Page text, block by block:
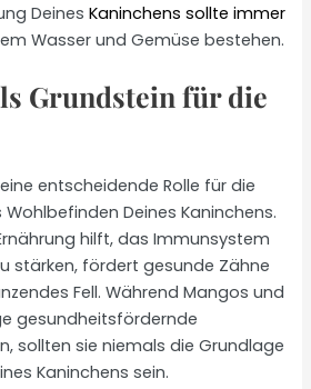
DeinesKaninchens sollte immer
Wasser und Gemüse bestehen.
Grundstein für die
entscheidende Rolle für die
Deines Kaninchens.
hilft, das Immunsystem
stärken, fördert gesunde Zähne
Fell. Während Mangos und
gesundheitsfördernde
sollten sie niemals die Grundlage
Kaninchens sein.